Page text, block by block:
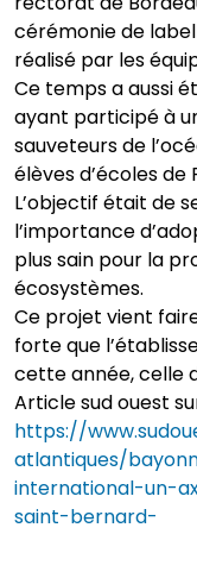
cérémonie de
réalisé par les
Ce temps a aussi
ayant participé à
sauveteurs de
élèves d’écoles de
L’objectif était de
l’importance
plus sain pour la
écosystèmes.
Ce projet vient
forte que
cette année, celle
Article sud ouest
https://
atlantiques/
international-un-
saint-bernard-